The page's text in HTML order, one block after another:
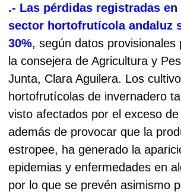
.- Las pérdidas registradas en
sector hortofrutícola andaluz
30%, según datos provisionales
la consejera de Agricultura y
Junta, Clara Aguilera. Los
hortofrutícolas de invernadero
visto afectados por el exceso
además de provocar que la
estropee, ha generado la
epidemias y enfermedades en
por lo que se prevén asimismo